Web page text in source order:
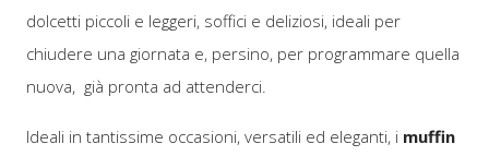
dolcetti piccoli e leggeri, soffici e deliziosi, ideali per
chiudere una giornata e, persino, per programmare quella
nuova, già pronta ad attenderci.
Ideali in tantissime occasioni, versatili ed eleganti, i muffin